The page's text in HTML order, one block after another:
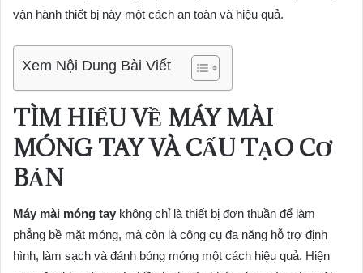
vận hành thiết bị này một cách an toàn và hiệu quả.
Xem Nội Dung Bài Viết
TÌM HIỂU VỀ MÁY MÀI
MÓNG TAY VÀ CẤU TẠO CƠ
BẢN
Máy mài móng tay không chỉ là thiết bị đơn thuần để làm
phẳng bề mặt móng, mà còn là công cụ đa năng hỗ trợ định
hình, làm sạch và đánh bóng móng một cách hiệu quả. Hiện